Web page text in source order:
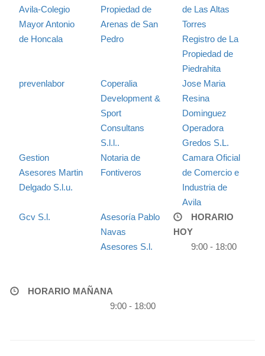
Avila-Colegio
Mayor Antonio
de Honcala
Propiedad de
Arenas de San
Pedro
de Las Altas
Torres
Registro de La
Propiedad de
Piedrahita
prevenlabor
Coperalia
Development &
Sport
Consultans
S.l.l..
Jose Maria
Resina
Dominguez
Operadora
Gredos S.L.
Gestion
Asesores Martin
Delgado S.l.u.
Notaria de
Fontiveros
Camara Oficial
de Comercio e
Industria de
Avila
Gcv S.l.
Asesoría Pablo
Navas
Asesores S.l.
HORARIO
HOY
9:00 - 18:00
HORARIO MAÑANA
9:00 - 18:00